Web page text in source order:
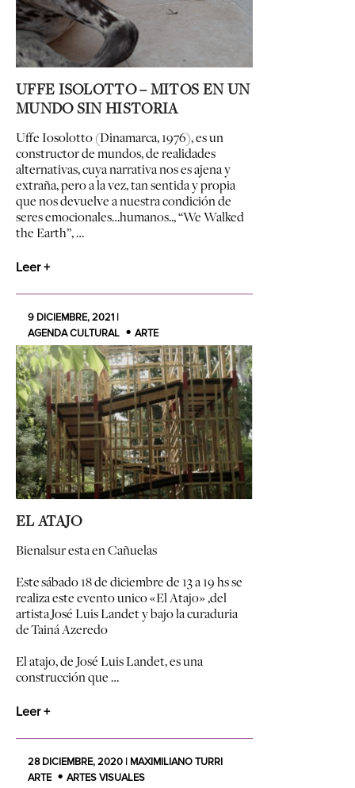
UFFE ISOLOTTO – MITOS EN UN
MUNDO SIN HISTORIA
Uffe Iosolotto (Dinamarca, 1976), es un
constructor de mundos, de realidades
alternativas, cuya narrativa nos es ajena y
extraña, pero a la vez, tan sentida y propia
que nos devuelve a nuestra condición de
seres emocionales…humanos.., “We Walked
the Earth”, …
Leer +
9 DICIEMBRE, 2021 |
AGENDA CULTURAL
ARTE
EL ATAJO
Bienalsur esta en Cañuelas
Este sábado 18 de diciembre de 13 a 19 hs se
realiza este evento unico «El Atajo» ,del
artista José Luis Landet y bajo la curaduria
de Tainá Azeredo
El atajo, de José Luis Landet, es una
construcción que …
Leer +
28 DICIEMBRE, 2020 | MAXIMILIANO TURRI
ARTE
ARTES VISUALES